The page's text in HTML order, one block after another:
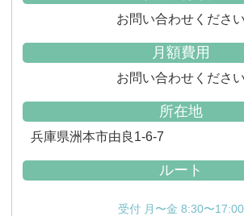
お問い合わせください
月額費用
お問い合わせください
所在地
兵庫県洲本市由良1-6-7
ルート
受付 月〜金 8:30〜17:00